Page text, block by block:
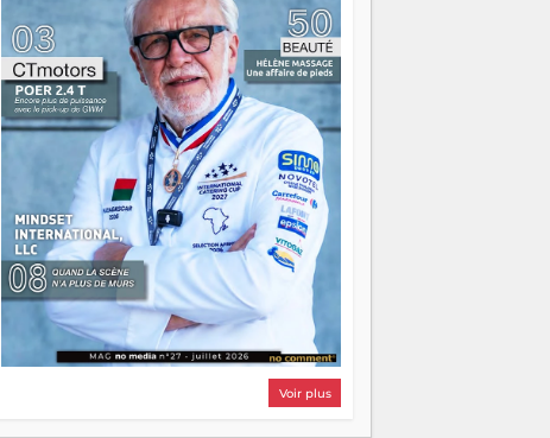
oui, on pourrait s'arrêter là, applaudir et
rentrer chez soi satisfait. Mais ce serait
passer à côté d'une chose essentielle. La
fougue, ça brûle fort — et parfois, ça brûle
vite. Une flamme sans direction peut
éclairer autant qu'elle peut consumer. C'est
là que les aînés entrent en scène — pas
pour reprendre le gouvernail, mais pour
montrer où sont les récifs. Les jeunes ont la
force, les vieux ont l'expérience, comme on
dit. Ce n'est pas un combat de générations
— c'est une question d'équipage. Partagez
vos réussites, mais aussi vos échecs. Surtout
vos échecs, d'ailleurs — ils enseignent
mieux que n'importe quel manuel. À
Madagascar, la barque avance. Il faut juste
s'assurer que tout le monde rame dans le
Voir plus